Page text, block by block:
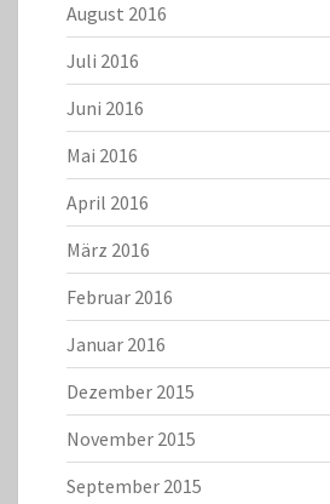
August 2016
Juli 2016
Juni 2016
Mai 2016
April 2016
März 2016
Februar 2016
Januar 2016
Dezember 2015
November 2015
September 2015